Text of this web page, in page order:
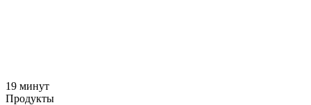
19 минут
Продукты